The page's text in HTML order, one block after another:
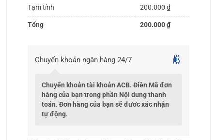
Tạm tính 200.000 ₫
Tổng 200.000₫
Chuyển khoản ngân hàng 24/7
Chuyển khoản tài khoản ACB. Điền Mã đơn
hàng của bạn trong phần Nội dung thanh
toán. Đơn hàng của bạn sẽ đươc xác nhận
tự động.